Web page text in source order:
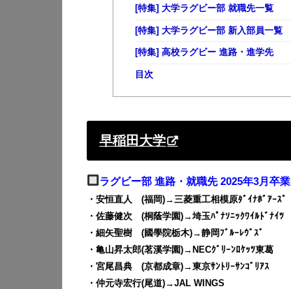
[特集] 大学ラグビー部 就職先一覧
[特集] 大学ラグビー部 新入部員一覧
[特集] 高校ラグビー 進路・進学先
目次
早稲田大学
ラグビー部 進路・就職先 2025年3月卒業
・安恒直人 (福岡)→三菱重工相模原ﾀﾞｲﾅﾎﾞｱｰｽﾞ
・佐藤健次 (桐蔭学園)→埼玉ﾊﾟﾅｿﾆｯｸﾜｲﾙﾄﾞﾅｲﾂ
・細矢聖樹 (國學院栃木)→静岡ﾌﾞﾙｰﾚｳﾞｽﾞ
・亀山昇太郎(茗溪学園)→NECｸﾞﾘｰﾝﾛｹｯﾂ東葛
・宮尾昌典 (京都成章)→東京ｻﾝﾄﾘｰｻﾝｺﾞﾘｱｽ
・仲元寺宏行(尾道)→JAL WINGS